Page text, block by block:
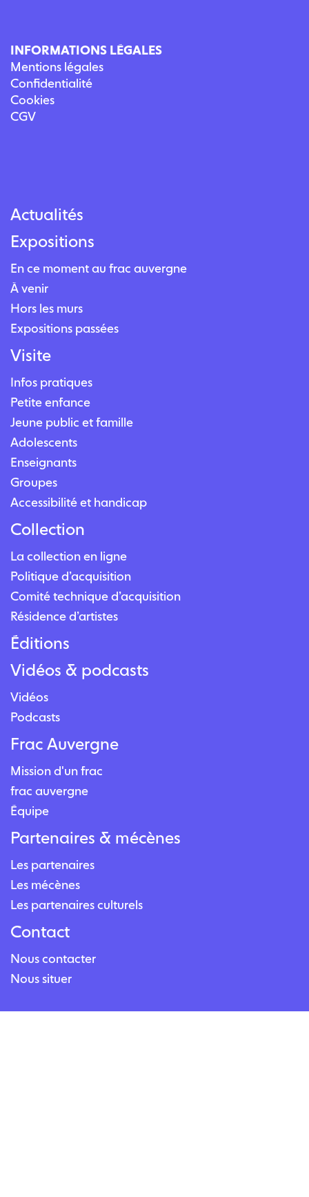
INFORMATIONS LÉGALES
Mentions légales
Confidentialité
Cookies
CGV
Actualités
Expositions
En ce moment au frac auvergne
À venir
Hors les murs
Expositions passées
Visite
Infos pratiques
Petite enfance
Jeune public et famille
Adolescents
Enseignants
Groupes
Accessibilité et handicap
Collection
La collection en ligne
Politique d’acquisition
Comité technique d’acquisition
Résidence d’artistes
Éditions
Vidéos & podcasts
Vidéos
Podcasts
Frac Auvergne
Mission d'un frac
frac auvergne
Équipe
Partenaires & mécènes
Les partenaires
Les mécènes
Les partenaires culturels
Contact
Nous contacter
Nous situer